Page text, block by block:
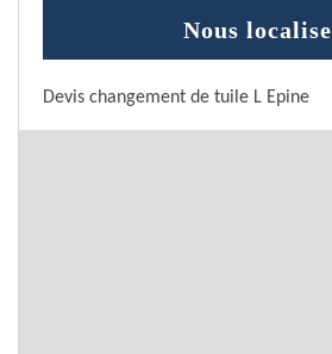
Nous
Devis changement de tuile L Epine